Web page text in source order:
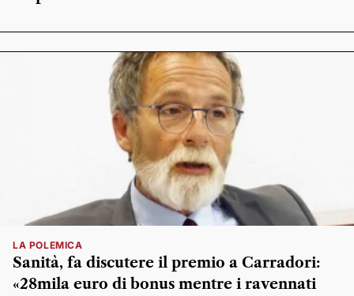
LA POLEMICA
Sanità, fa discutere il premio a Carradori:
«28mila euro di bonus mentre i ravennati